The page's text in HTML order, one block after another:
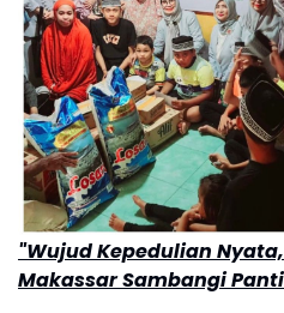
"Wujud Kepedulian Nyata,
Makassar Sambangi